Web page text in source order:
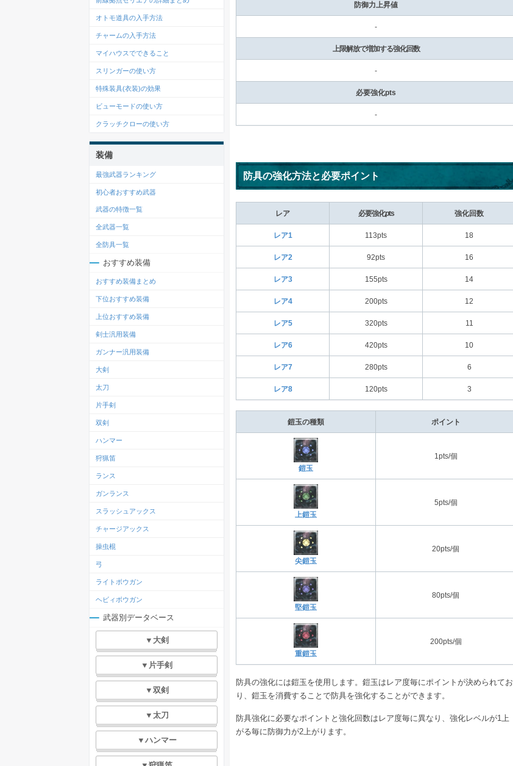
防御力上昇値
-
上限解放で増加する強化回数
-
必要強化pts
-
防具の強化方法と必要ポイント
レア 必要強化pts 強化回数
レア1 113pts 18
レア2 92pts 16
レア3 155pts 14
レア4 200pts 12
レア5 320pts 11
レア6 420pts 10
レア7 280pts 6
レア8 120pts 3
鎧玉の種類 ポイント
鎧玉
1pts/個
上鎧玉
5pts/個
尖鎧玉
20pts/個
堅鎧玉
80pts/個
重鎧玉
200pts/個
防具の強化には鎧玉を使用します。鎧玉はレア度毎にポイントが決められてお
り、鎧玉を消費することで防具を強化することができます。
防具強化に必要なポイントと強化回数はレア度毎に異なり、強化レベルが1上
がる毎に防御力が2上がります。
オトモ道具の入手方法
チャームの入手方法
マイハウスでできること
スリンガーの使い方
特殊装具(衣装)の効果
ビューモードの使い方
クラッチクローの使い方
装備
最強武器ランキング
初心者おすすめ武器
武器の特徴一覧
全武器一覧
全防具一覧
おすすめ装備
おすすめ装備まとめ
下位おすすめ装備
上位おすすめ装備
剣士汎用装備
ガンナー汎用装備
大剣
太刀
片手剣
双剣
ハンマー
狩猟笛
ランス
ガンランス
スラッシュアックス
チャージアックス
操虫棍
弓
ライトボウガン
ヘビィボウガン
武器別データベース
▼大剣
▼片手剣
▼双剣
▼太刀
▼ハンマー